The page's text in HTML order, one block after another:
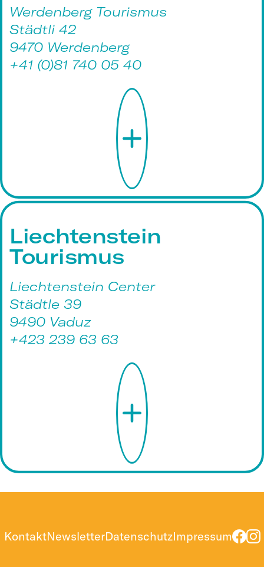
Werdenberg Tourismus
Städtli 42
9470 Werdenberg
+41 (0)81 740 05 40
Liechtenstein
Tourismus
Liechtenstein Center
Städtle 39
9490 Vaduz
+423 239 63 63
KontaktNewsletterDatenschutzImpressum